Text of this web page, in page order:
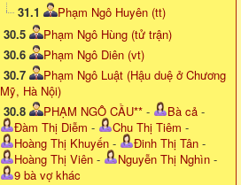
31.1
Phạm Ngô Huyên (tt)
30.5
Phạm Ngô Hùng (tử trận)
30.6
Phạm Ngô Diên (vt)
30.7
Phạm Ngô Luật (Hậu duệ ở Chương
Mỹ, Hà Nội)
30.8
PHẠM NGÔ CẦU** - Bà cả -
Đàm Thị Diễm - Chu Thị Tiêm -
Hoàng Thị Khuyến - Đinh Thị Tân -
Hoàng Thị Viên - Nguyễn Thị Nghìn -
9 bà vợ khác